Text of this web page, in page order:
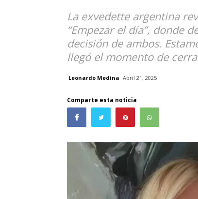
La exvedette argentina
“Empezar el día”, donde
decisión de ambos.
llegó el momento de
Leonardo Medina Abril 21, 2025
Comparte esta noticia